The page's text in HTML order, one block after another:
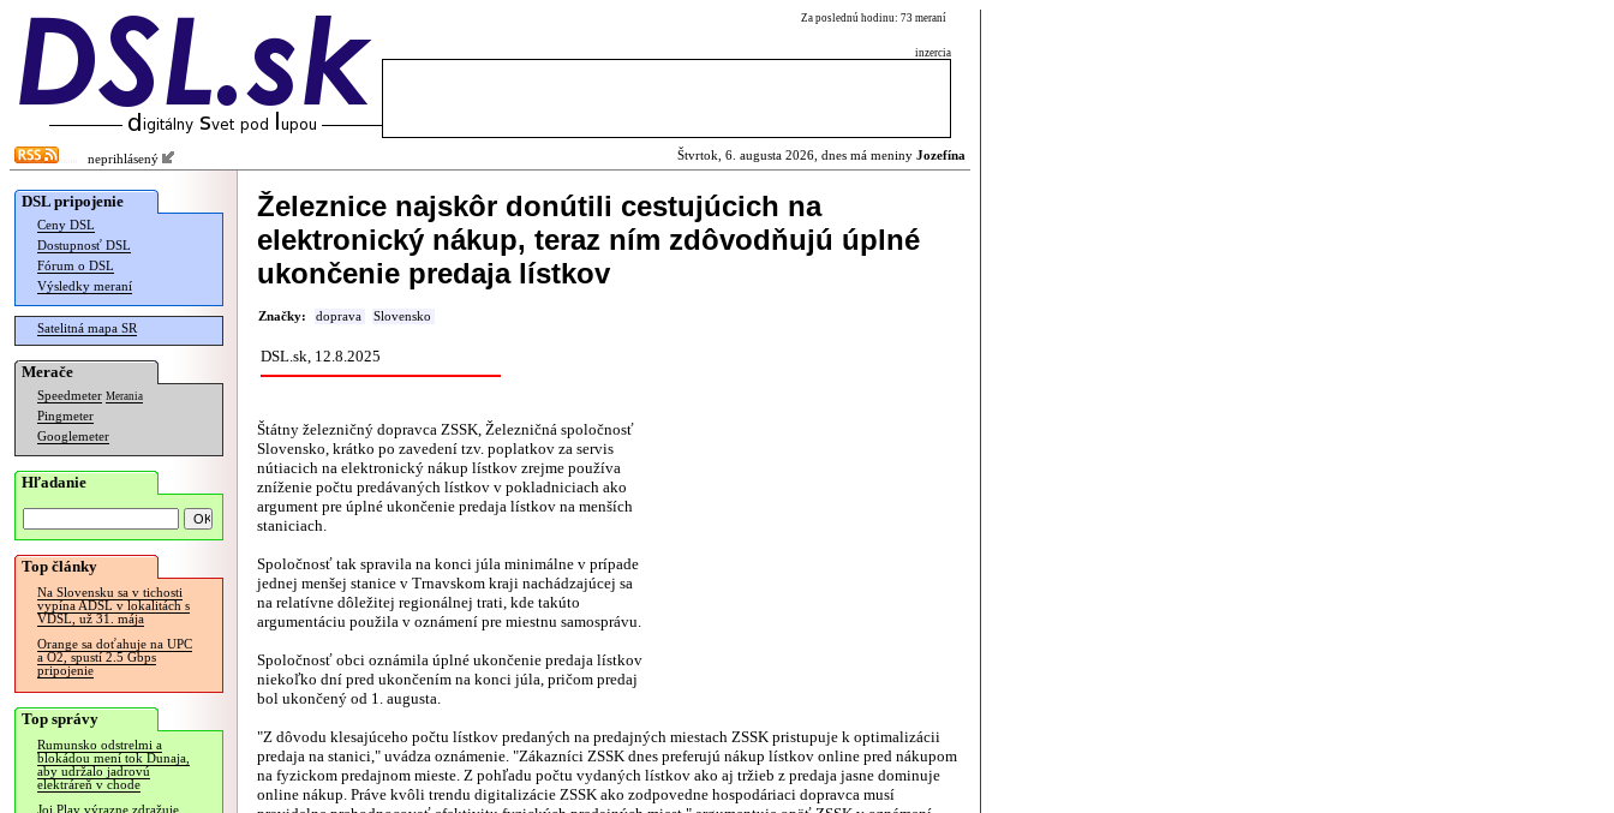
Za poslednú hodinu: 73 meraní
inzercia
neprihlásený Štvrtok, 6. augusta 2026, dnes má meniny Jozefína
DSL pripojenie
Ceny DSL
Dostupnosť DSL
Fórum o DSL
Výsledky meraní
Satelitná mapa SR
Merače
Speedmeter Merania
Pingmeter
Googlemeter
Hľadanie
Top články
Na Slovensku sa v tichosti
vypína ADSL v lokalitách s
VDSL, už 31. mája
Orange sa doťahuje na UPC
a O2, spustí 2.5 Gbps
pripojenie
Top správy
Rumunsko odstrelmi a
blokádou mení tok Dunaja,
aby udržalo jadrovú
elektráreň v chode
Joj Play výrazne zdražuje
Železnice najskôr donútili cestujúcich na
elektronický nákup, teraz ním zdôvodňujú úplné
ukončenie predaja lístkov
Značky: doprava Slovensko
DSL.sk, 12.8.2025
Štátny železničný dopravca ZSSK, Železničná spoločnosť
Slovensko, krátko po zavedení tzv. poplatkov za servis
nútiacich na elektronický nákup lístkov zrejme používa
zníženie počtu predávaných lístkov v pokladniciach ako
argument pre úplné ukončenie predaja lístkov na menších
staniciach.
Spoločnosť tak spravila na konci júla minimálne v prípade
jednej menšej stanice v Trnavskom kraji nachádzajúcej sa
na relatívne dôležitej regionálnej trati, kde takúto
argumentáciu použila v oznámení pre miestnu samosprávu.
Spoločnosť obci oznámila úplné ukončenie predaja lístkov
niekoľko dní pred ukončením na konci júla, pričom predaj
bol ukončený od 1. augusta.
"Z dôvodu klesajúceho počtu lístkov predaných na predajných miestach ZSSK pristupuje k optimalizácii
predaja na stanici," uvádza oznámenie. "Zákazníci ZSSK dnes preferujú nákup lístkov online pred nákupom
na fyzickom predajnom mieste. Z pohľadu počtu vydaných lístkov ako aj tržieb z predaja jasne dominuje
online nákup. Práve kvôli trendu digitalizácie ZSSK ako zodpovedne hospodáriaci dopravca musí